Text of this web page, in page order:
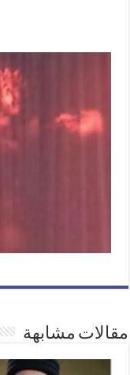
مقالات مشابهة